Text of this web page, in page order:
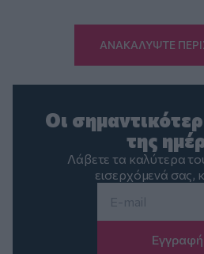
ΑΝΑΚΑΛΥΨΤΕ
Οι
της
Λάβετε τα καλύτερα
εισερχόμενά σας,